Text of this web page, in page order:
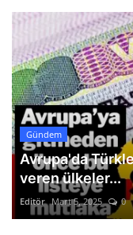
Gündem
Avrupa'da
veren ülkeler...
Editör Mart 5, 2025 0